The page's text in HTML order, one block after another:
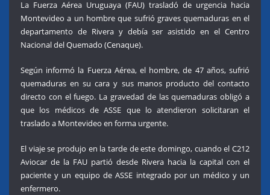
La Fuerza Aérea Uruguaya (FAU) trasladó de urgencia hacia
Montevideo a un hombre que sufrió graves quemaduras en el
departamento de Rivera y debía ser asistido en el Centro
Nacional del Quemado (Cenaque).
Según informó la Fuerza Aérea, el hombre, de 47 años, sufrió
quemaduras en su cara y sus manos producto del contacto
directo con el fuego. La gravedad de las quemaduras obligó a
que los médicos de ASSE que lo atendieron solicitaran el
traslado a Montevideo en forma urgente.
El viaje se produjo en la tarde de este domingo, cuando el C212
Aviocar de la FAU partió desde Rivera hacia la capital con el
paciente y un equipo de ASSE integrado por un médico y un
enfermero.